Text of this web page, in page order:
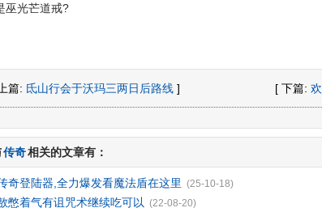
巫光芒道戒?
篇: 氐山行会于沃玛三两日后路线 ] [ 下篇:
传奇相关的文章有：
奇登陆器,全力爆发看魔法盾在这里 (25-10-18)
憋着气有诅咒术继续吃可以 (22-08-20)